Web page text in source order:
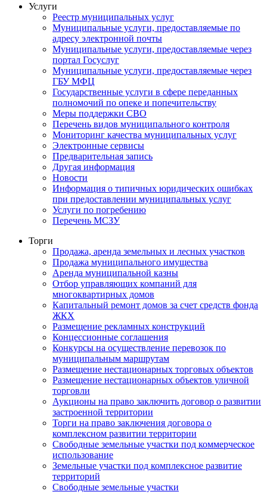
Услуги
Реестр муниципальных услуг
Муниципальные услуги, предоставляемые по
адресу электронной почты
Муниципальные услуги, предоставляемые через
портал Госуслуг
Муниципальные услуги, предоставляемые через
ГБУ МФЦ
Государственные услуги в сфере переданных
полномочий по опеке и попечительству
Меры поддержки СВО
Перечень видов муниципального контроля
Мониторинг качества муниципальных услуг
Электронные сервисы
Предварительная запись
Другая информация
Новости
Информация о типичных юридических ошибках
при предоставлении муниципальных услуг
Услуги по погребению
Перечень МСЗУ
Торги
Продажа, аренда земельных и лесных участков
Продажа муниципального имущества
Аренда муниципальной казны
Отбор управляющих компаний для
многоквартирных домов
Капитальный ремонт домов за счет средств фонда
ЖКХ
Размещение рекламных конструкций
Концессионные соглашения
Конкурсы на осуществление перевозок по
муниципальным маршрутам
Размещение нестационарных торговых объектов
Размещение нестационарных объектов уличной
торговли
Аукционы на право заключить договор о развитии
застроенной территории
Торги на право заключения договора о
комплексном развитии территории
Свободные земельные участки под коммерческое
использование
Земельные участки под комплексное развитие
территорий
Свободные земельные участки